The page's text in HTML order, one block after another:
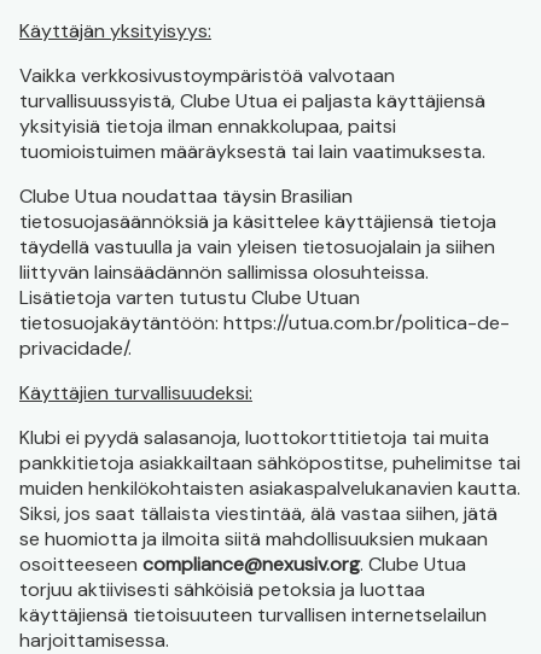
Käyttäjän yksityisyys:
Vaikka verkkosivustoympäristöä valvotaan
turvallisuussyistä, Clube Utua ei paljasta käyttäjiensä
yksityisiä tietoja ilman ennakkolupaa, paitsi
tuomioistuimen määräyksestä tai lain vaatimuksesta.
Clube Utua noudattaa täysin Brasilian
tietosuojasäännöksiä ja käsittelee käyttäjiensä tietoja
täydellä vastuulla ja vain yleisen tietosuojalain ja siihen
liittyvän lainsäädännön sallimissa olosuhteissa.
Lisätietoja varten tutustu Clube Utuan
tietosuojakäytäntöön: https://utua.com.br/politica-de-
privacidade/.
Käyttäjien turvallisuudeksi:
Klubi ei pyydä salasanoja, luottokorttitietoja tai muita
pankkitietoja asiakkailtaan sähköpostitse, puhelimitse tai
muiden henkilökohtaisten asiakaspalvelukanavien kautta.
Siksi, jos saat tällaista viestintää, älä vastaa siihen, jätä
se huomiotta ja ilmoita siitä mahdollisuuksien mukaan
osoitteeseen compliance@nexusiv.org. Clube Utua
torjuu aktiivisesti sähköisiä petoksia ja luottaa
käyttäjiensä tietoisuuteen turvallisen internetselailun
harjoittamisessa.